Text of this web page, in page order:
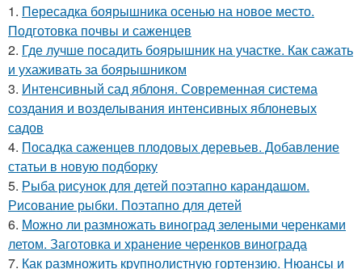
1. Пересадка боярышника осенью на новое место.
Подготовка почвы и саженцев
2. Где лучше посадить боярышник на участке. Как сажать
и ухаживать за боярышником
3. Интенсивный сад яблоня. Современная система
создания и возделывания интенсивных яблоневых
садов
4. Посадка саженцев плодовых деревьев. Добавление
статьи в новую подборку
5. Рыба рисунок для детей поэтапно карандашом.
Рисование рыбки. Поэтапно для детей
6. Можно ли размножать виноград зелеными черенками
летом. Заготовка и хранение черенков винограда
7. Как размножить крупнолистную гортензию. Нюансы и